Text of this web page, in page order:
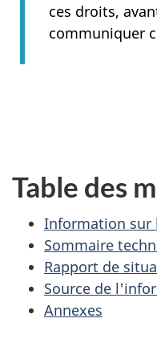
ces droits,
communiquer
Table des
Information sur
Sommaire
Rapport de
Source de
Annexes